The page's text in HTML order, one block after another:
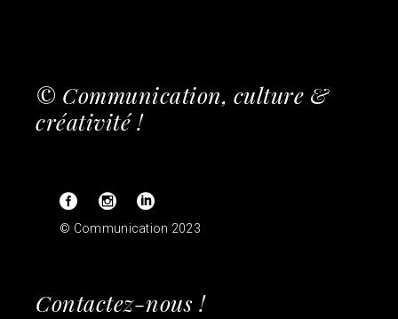
© Communication, culture &
créativité !
© Communication 2023
Contactez-nous !